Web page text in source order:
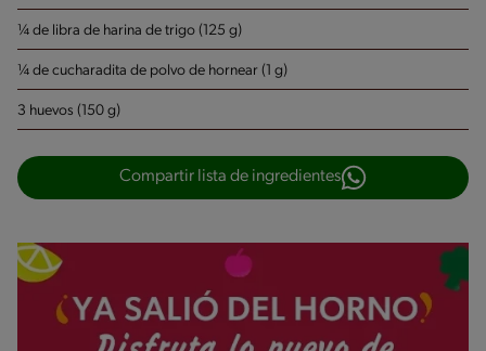
¼ de libra de harina de trigo (125 g)
¼ de cucharadita de polvo de hornear (1 g)
3 huevos (150 g)
Compartir lista de ingredientes